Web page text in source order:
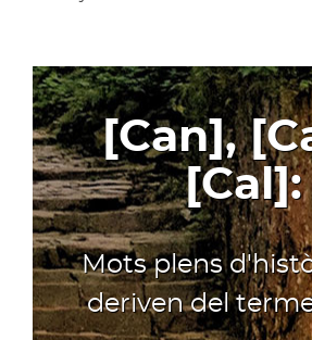
[Can],
[Cal]:
Mots plens
deriven del